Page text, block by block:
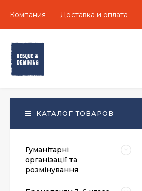
Компания Доставка и оплата
КАТАЛОГ ТОВАРОВ
Гуманітарні
організації та
розмінування